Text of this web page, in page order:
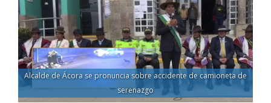
Alcalde de Ácora se pronuncia sobre accidente de camioneta de
serenazgo